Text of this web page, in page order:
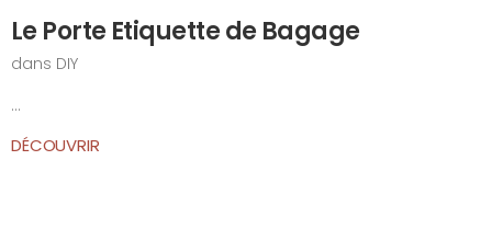
Le Porte Etiquette de Bagage
dans DIY
...
DÉCOUVRIR